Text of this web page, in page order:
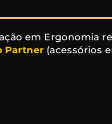
em Ergonomia
Partner (acessórios